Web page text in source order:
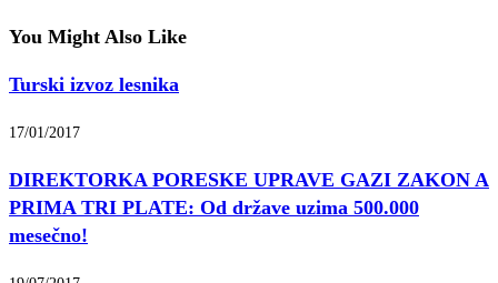
You Might Also Like
Turski izvoz lesnika
17/01/2017
DIREKTORKA PORESKE UPRAVE GAZI ZAKON A
PRIMA TRI PLATE: Od države uzima 500.000
mesečno!